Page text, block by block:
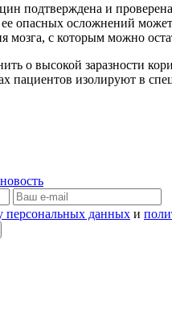
подтверждена и
опасных осложнений
мозга, с которым можно
о высокой заразности
пациентов изолируют в
персональных данных и